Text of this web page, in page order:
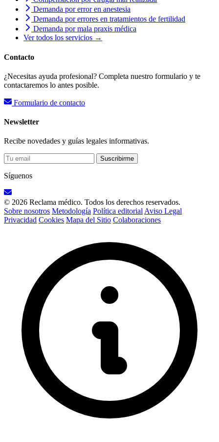
Demanda por error en anestesia
Demanda por errores en tratamientos de fertilidad
Demanda por mala praxis médica
Ver todos los servicios →
Contacto
¿Necesitas ayuda profesional? Completa nuestro formulario y te
contactaremos lo antes posible.
Formulario de contacto
Newsletter
Recibe novedades y guías legales informativas.
Suscribirme
Síguenos
© 2026 Reclama médico. Todos los derechos reservados.
Sobre nosotros Metodología Política editorial Aviso Legal
Privacidad Cookies Mapa del Sitio Colaboraciones